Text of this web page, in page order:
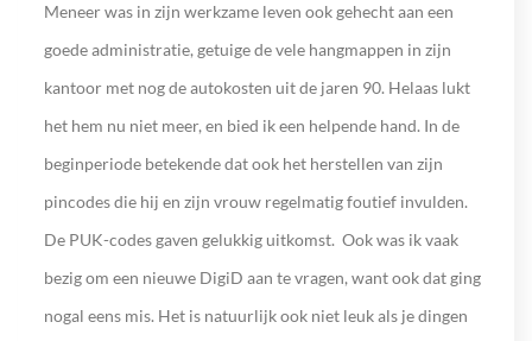
Meneer was in zijn werkzame leven ook gehecht aan een
goede administratie, getuige de vele hangmappen in zijn
kantoor met nog de autokosten uit de jaren 90. Helaas lukt
het hem nu niet meer, en bied ik een helpende hand. In de
beginperiode betekende dat ook het herstellen van zijn
pincodes die hij en zijn vrouw regelmatig foutief invulden.
De PUK-codes gaven gelukkig uitkomst. Ook was ik vaak
bezig om een nieuwe DigiD aan te vragen, want ook dat ging
nogal eens mis. Het is natuurlijk ook niet leuk als je dingen